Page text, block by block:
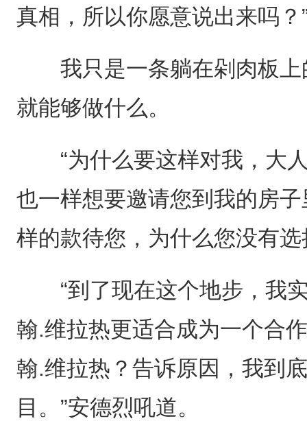
真相，所以你愿意说出来吗？
我只是一条躺在剁肉板上
就能够做什么。
“为什么要这样对我，大人
也一样想要邀请您到我的房
样的款待您，为什么您没有选
“到了现在这个地步，我实
翰.维拉热更适合成为一个合
翰.维拉热？告诉原因，我到
目。”安德烈吼道。